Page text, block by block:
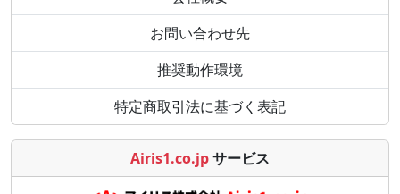
お問い合わせ先
推奨動作環境
特定商取引法に基づく表記
Airis1.co.jpサービス